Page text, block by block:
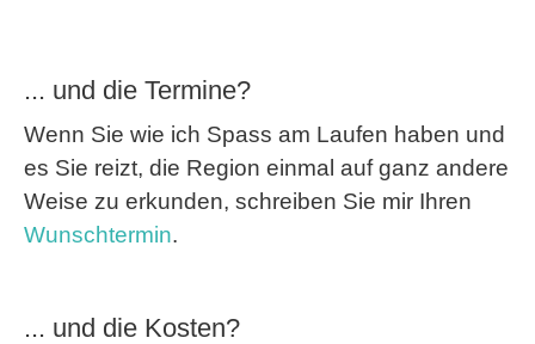
... und die Termine?
Wenn Sie wie ich Spass am Laufen haben und
es Sie reizt, die Region einmal auf ganz andere
Weise zu erkunden, schreiben Sie mir Ihren
Wunschtermin.
... und die Kosten?